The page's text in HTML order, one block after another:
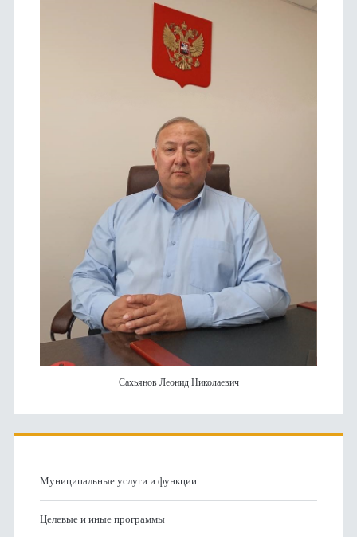
Сахьянов Леонид Николаевич
Муниципальные услуги и функции
Целевые и иные программы